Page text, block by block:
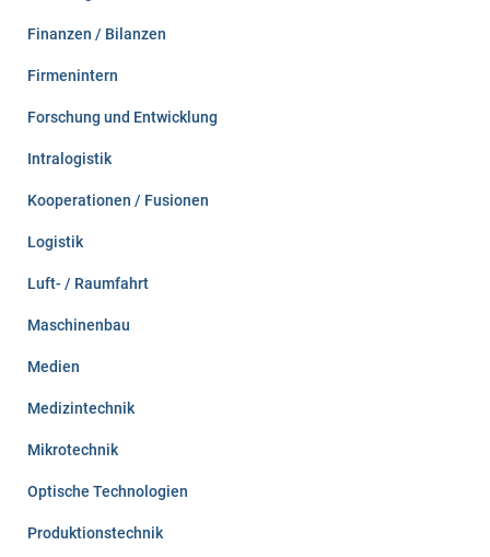
Finanzen / Bilanzen
Firmenintern
Forschung und Entwicklung
Intralogistik
Kooperationen / Fusionen
Logistik
Luft- / Raumfahrt
Maschinenbau
Medien
Medizintechnik
Mikrotechnik
Optische Technologien
Produktionstechnik